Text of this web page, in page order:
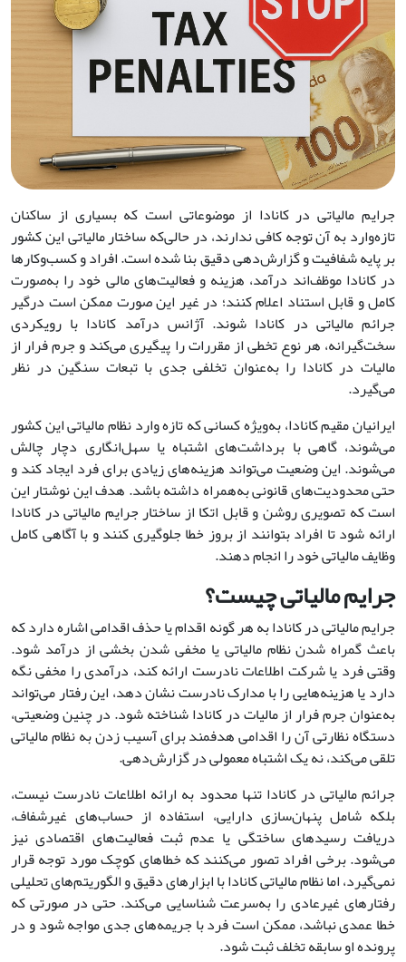
جرایم مالیاتی در کانادا از موضوعاتی است که بسیاری از ساکنان
تازه‌وارد به آن توجه کافی ندارند، در حالی‌که ساختار مالیاتی این کشور
بر پایه شفافیت و گزارش‌دهی دقیق بنا شده است. افراد و کسب‌وکارها
در کانادا موظف‌اند درآمد، هزینه‌ و فعالیت‌های مالی خود را به‌صورت
کامل و قابل استناد اعلام کنند؛ در غیر این صورت ممکن است درگیر
جرائم مالیاتی در کانادا شوند. آژانس درآمد کانادا با رویکردی
سخت‌گیرانه، هر نوع تخطی از مقررات را پیگیری می‌کند و جرم فرار از
مالیات در کانادا را به‌عنوان تخلفی جدی با تبعات سنگین در نظر
می‌گیرد.
ایرانیان مقیم کانادا، به‌ویژه کسانی که تازه وارد نظام مالیاتی این کشور
می‌شوند، گاهی با برداشت‌های اشتباه یا سهل‌انگاری دچار چالش
می‌شوند. این وضعیت می‌تواند هزینه‌های زیادی برای فرد ایجاد کند و
حتی محدودیت‌های قانونی به‌همراه داشته باشد. هدف این نوشتار این
است که تصویری روشن و قابل اتکا از ساختار جرایم مالیاتی در کانادا
ارائه شود تا افراد بتوانند از بروز خطا جلوگیری کنند و با آگاهی کامل
وظایف مالیاتی خود را انجام دهند.
جرایم مالیاتی چیست؟
جرایم مالیاتی در کانادا به هر گونه اقدام یا حذف اقدامی اشاره دارد که
باعث گمراه شدن نظام مالیاتی یا مخفی شدن بخشی از درآمد شود.
وقتی فرد یا شرکت اطلاعات نادرست ارائه کند، درآمدی را مخفی نگه
دارد یا هزینه‌هایی را با مدارک نادرست نشان دهد، این رفتار می‌تواند
به‌عنوان جرم فرار از مالیات در کانادا شناخته شود. در چنین وضعیتی،
دستگاه نظارتی آن را اقدامی هدفمند برای آسیب زدن به نظام مالیاتی
تلقی می‌کند، نه یک اشتباه معمولی در گزارش‌دهی.
جرائم مالیاتی در کانادا تنها محدود به ارائه اطلاعات نادرست نیست،
بلکه شامل پنهان‌سازی دارایی، استفاده از حساب‌های غیرشفاف،
دریافت رسیدهای ساختگی یا عدم ثبت فعالیت‌های اقتصادی نیز
می‌شود. برخی افراد تصور می‌کنند که خطاهای کوچک مورد توجه قرار
نمی‌گیرد، اما نظام مالیاتی کانادا با ابزارهای دقیق و الگوریتم‌های تحلیلی
رفتارهای غیرعادی را به‌سرعت شناسایی می‌کند. حتی در صورتی که
خطا عمدی نباشد، ممکن است فرد با جریمه‌های جدی مواجه شود و در
پرونده او سابقه تخلف ثبت شود.